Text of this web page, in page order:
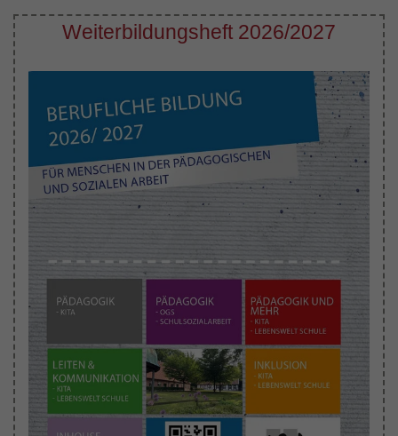
Weiterbildungsheft 2026/2027